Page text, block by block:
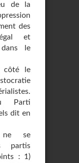
de la
des
et
dans le
côté le
Parti
dit en
ne se
partis
: 1)